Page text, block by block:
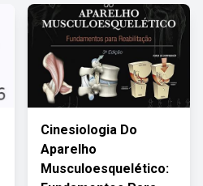
Cinesiologia Do
Aparelho
Musculoesquelético: